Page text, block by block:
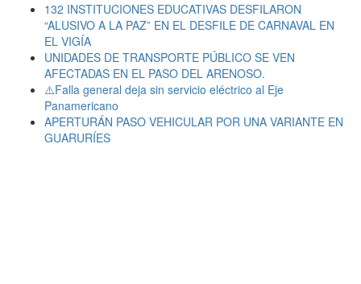
132 INSTITUCIONES EDUCATIVAS DESFILARON
“ALUSIVO A LA PAZ” EN EL DESFILE DE CARNAVAL EN
EL VIGÍA
UNIDADES DE TRANSPORTE PÚBLICO SE VEN
AFECTADAS EN EL PASO DEL ARENOSO.
⚠️Falla general deja sin servicio eléctrico al Eje
Panamericano
APERTURÁN PASO VEHICULAR POR UNA VARIANTE EN
GUARURÍES